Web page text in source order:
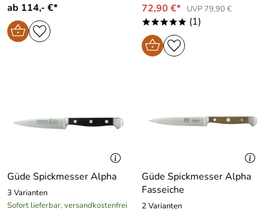
ab 114,- €* 72,90 €* UVP 79,90 €
***** (1)
Güde Spickmesser Alpha
3 Varianten
Sofort lieferbar, versandkostenfrei
Güde Spickmesser Alpha
Fasseiche
2 Varianten